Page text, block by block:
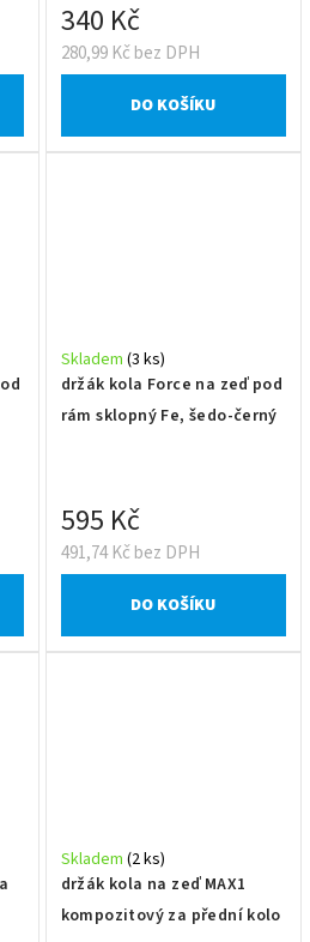
280,99 Kč bez DPH
340 Kč
DO KOŠÍKU
držák kola Force na zeď pod
rám sklopný Fe, šedo-černý
Skladem (3 ks)
491,74 Kč bez DPH
595 Kč
DO KOŠÍKU
držák kola na zeď MAX1
kompozitový za přední kolo
Skladem (2 ks)